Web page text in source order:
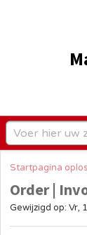
Startpagina
Order |
Gewijzigd op: Vr,